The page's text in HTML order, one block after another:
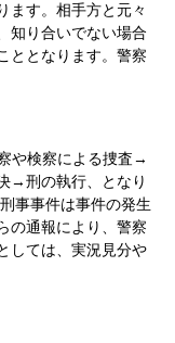
ます。相手方と元々
知り合いでない場合
ととなります。警察
や検察による捜査→
刑の執行、となり
事事件は事件の発生
の通報により、警察
しては、実況見分や